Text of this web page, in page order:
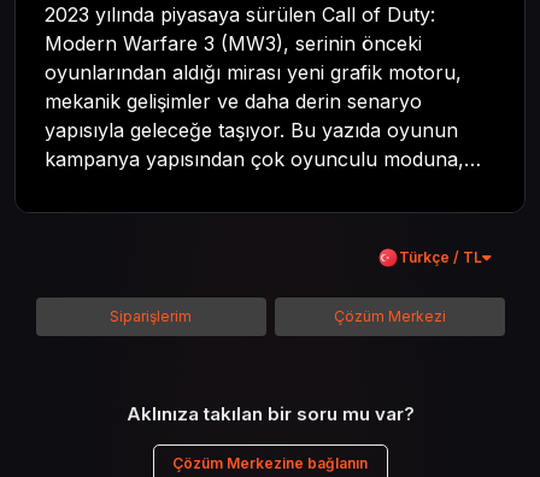
2023 yılında piyasaya sürülen Call of Duty:
Modern Warfare 3 (MW3), serinin önceki
oyunlarından aldığı mirası yeni grafik motoru,
mekanik gelişimler ve daha derin senaryo
yapısıyla geleceğe taşıyor. Bu yazıda oyunun
kampanya yapısından çok oyunculu moduna,
kadar her şeyi kapsamaya çalışacaktır. Tüm
içeriği boyunca Call of Duty evreninin
detaylarına inilecek ve steam hediye kartı
kullanımının avantajlarından da bahsedilecektir.
Türkçe / TL
Siparişlerim Çözüm Merkezi
Aklınıza takılan bir soru mu var?
Çözüm Merkezine bağlanın